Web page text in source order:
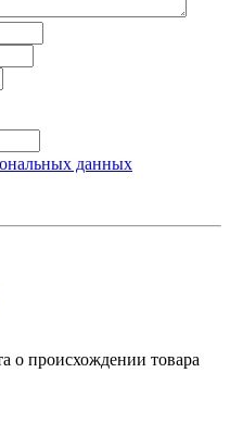
данных
о происхождении товара